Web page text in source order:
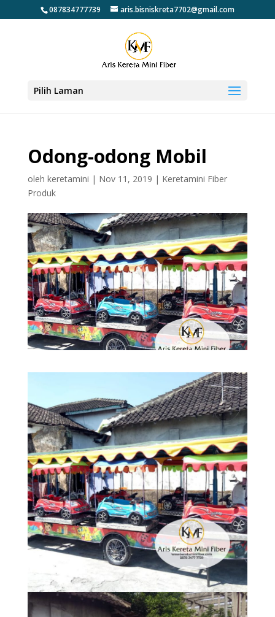
087834777739 aris.bisniskreta7702@gmail.com
Pilih Laman
Odong-odong Mobil
oleh keretamini | Nov 11, 2019 | Keretamini Fiber
Produk